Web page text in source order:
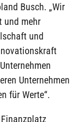
Busch. „Wir
und mehr
und
Unternehmen
für Werte“.